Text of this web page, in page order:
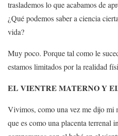
traslademos lo que acabamos de
¿Qué podemos saber a ciencia
vida?
Muy poco. Porque tal como le
estamos limitados por la realidad
EL VIENTRE MATERNO Y
Vivimos, como una vez me dijo mi
que es como una placenta terrenal